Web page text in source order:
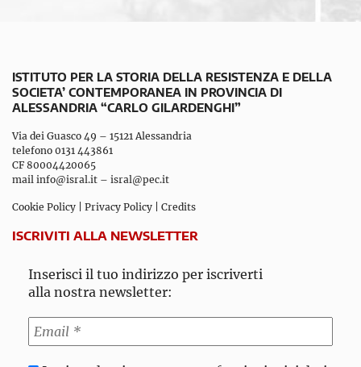
ISTITUTO PER LA STORIA DELLA RESISTENZA E DELLA
SOCIETA’ CONTEMPORANEA IN PROVINCIA DI
ALESSANDRIA “CARLO GILARDENGHI”
Via dei Guasco 49 – 15121 Alessandria
telefono 0131 443861
CF 80004420065
mail info@isral.it – isral@pec.it
Cookie Policy Privacy Policy Credits
ISCRIVITI ALLA NEWSLETTER
Inserisci il tuo indirizzo per iscriverti
alla nostra newsletter: